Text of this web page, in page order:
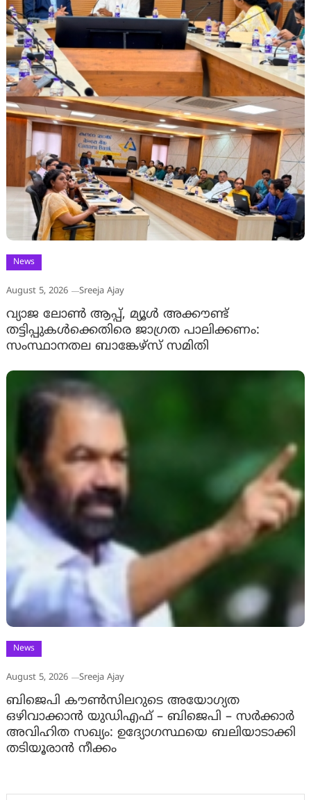
News
August 5, 2026 Sreeja Ajay
വ്യാജ ലോൺ ആപ്പ്, മ്യൂൾ അക്കൗണ്ട്
തട്ടിപ്പുകൾക്കെതിരെ ജാ​ഗ്രത പാലിക്കണം:
സംസ്ഥാനതല ബാങ്കേഴ്സ് സമിതി
News
August 5, 2026 Sreeja Ajay
ബിജെപി കൗൺസിലറുടെ അയോഗ്യത
ഒഴിവാക്കാൻ യുഡിഎഫ് – ബിജെപി – സർക്കാർ
അവിഹിത സഖ്യം: ഉദ്യോഗസ്ഥയെ ബലിയാടാക്കി
തടിയൂരാൻ നീക്കം